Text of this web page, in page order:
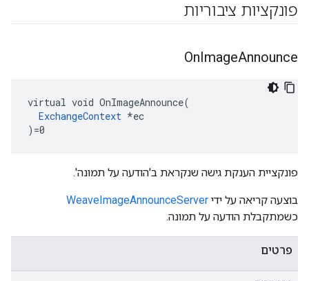
פונקציות ציבוריות
OnImageAnnounce
virtual void OnImageAnnounce(
ExchangeContext *ec
)=0
פונקציית הענקת גישה שנקראת ב'הודעה על תמונה'.
בוצעה קריאה על ידי WeaveImageAnnounceServer
כשמתקבלת הודעה על תמונה.
פרטים